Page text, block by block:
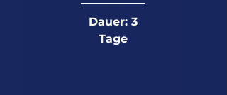
Dauer: 3
Tage